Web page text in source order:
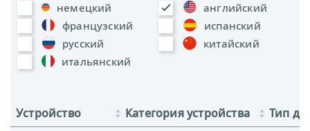
немецкий
английский
французский
испанский
русский
китайский
итальянский
Устройство Категория устройства
Тип